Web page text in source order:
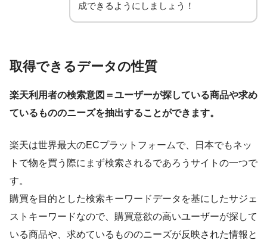
成できるようにしましょう！
取得できるデータの性質
楽天利用者の検索意図＝ユーザーが探している商品や求め
ているもののニーズを抽出することができます。
楽天は世界最大のECプラットフォームで、日本でもネッ
トで物を買う際にまず検索されるであろうサイトの一つで
す。
購買を目的とした検索キーワードデータを基にしたサジェ
ストキーワードなので、購買意欲の高いユーザーが探して
いる商品や、求めているもののニーズが反映された情報と